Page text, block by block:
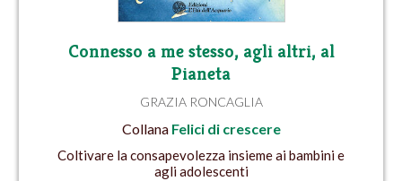
Connesso a me stesso, agli altri, al
Pianeta
GRAZIA RONCAGLIA
Collana Felici di crescere
Coltivare la consapevolezza insieme ai bambini e
agli adolescenti